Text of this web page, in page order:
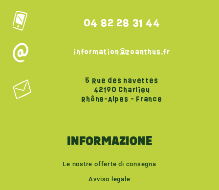
04 82 28 31 44
information@zoanthus.fr
5 Rue des navettes
42190 Charlieu
Rhône-Alpes - France
INFORMAZIONE
Le nostre offerte di consegna
Avviso legale